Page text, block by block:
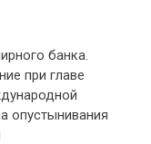
банка.
при главе
опустынивания